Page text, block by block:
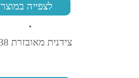
לצפייה במוצר
צידנית מאובזרת PK938